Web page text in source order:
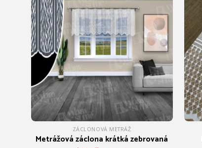
ZÁCLONOVÁ METRÁŽ
Metrážová záclona krátká zebrovaná